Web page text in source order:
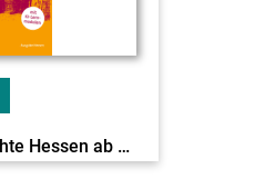
Kolleg Geschichte Hessen ab 2026 c&t Q-Phase EL